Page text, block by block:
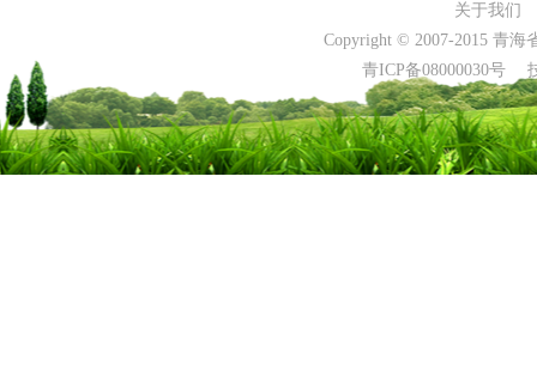
关于我们
Copyright © 2007-2015 青海
青ICP备08000030号